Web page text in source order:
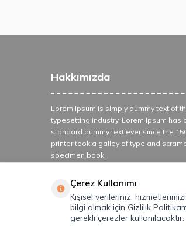
Hakkımızda
Lorem Ipsum is simply dummy text of
typesetting industry. Lorem Ipsum has
standard dummy text ever since the
printer took a galley of type and
specimen book.
Çerez Kullanımı
Kişisel verileriniz,
bilgi almak için Gizlilik
gerekli çerezler kullanılacaktır.